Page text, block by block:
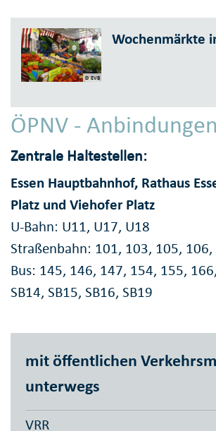
© EVB
Wochenmärkte
ÖPNV - Anbindungen
Zentrale Haltestellen:
Essen Hauptbahnhof, Rathaus
Platz und Viehofer Platz
U-Bahn: U11, U17, U18
Straßenbahn: 101, 103, 105,
Bus: 145, 146, 147, 154, 155,
SB14, SB15, SB16, SB19
mit öffentlichen
unterwegs
VRR